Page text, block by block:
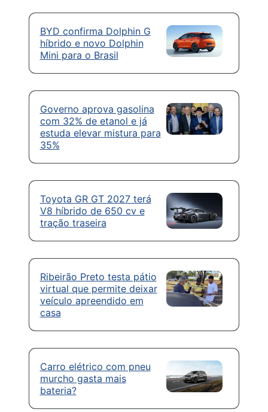
BYD confirma Dolphin G
híbrido e novo Dolphin
Mini para o Brasil
Governo aprova gasolina
com 32% de etanol e já
estuda elevar mistura para
35%
Toyota GR GT 2027 terá
V8 híbrido de 650 cv e
tração traseira
Ribeirão Preto testa pátio
virtual que permite deixar
veículo apreendido em
casa
Carro elétrico com pneu
murcho gasta mais
bateria?